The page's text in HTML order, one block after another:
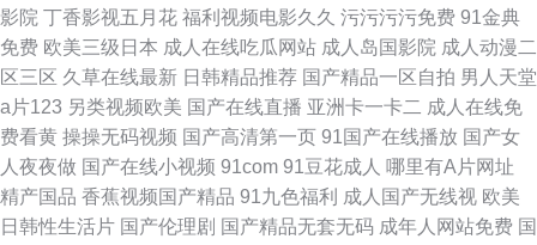
影院 丁香影视五月花 福利视频电影久久 污污污污免费 91金典
免费 欧美三级日本 成人在线吃瓜网站 成人岛国影院 成人动漫二
区三区 久草在线最新 日韩精品推荐 国产精品一区自拍 男人天堂
a片123 另类视频欧美 国产在线直播 亚洲卡一卡二 成人在线免
费看黄 操操无码视频 国产高清第一页 91国产在线播放 国产女
人夜夜做 国产在线小视频 91com 91豆花成人 哪里有A片网址
精产国品 香蕉视频国产精品 91九色福利 成人国产无线视 欧美
日韩性生活片 国产伦理剧 国产精品无套无码 成年人网站免费 国